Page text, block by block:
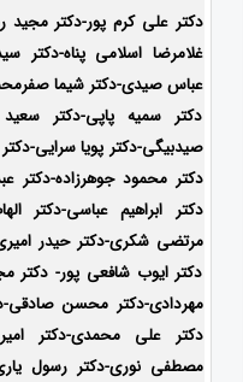
دکتر علی کرم پور-دکتر
غلامرضا اسلامی پناه-دکتر
عباس صیدی-دکتر شیما
دکتر سمیه پاپی-دکتر
صیدبیگی-دکتر پویا سرایی-
دکتر محمود جوهرزاده-دکتر
دکتر ابراهیم عباسی-دکتر
مرتضی شکری-دکتر حیدر
دکتر ایوب شافعی پور- دکتر
مهردادی-دکتر محسن
دکتر علی محمدی-دکتر
مصطفی نوری-دکتر رسول